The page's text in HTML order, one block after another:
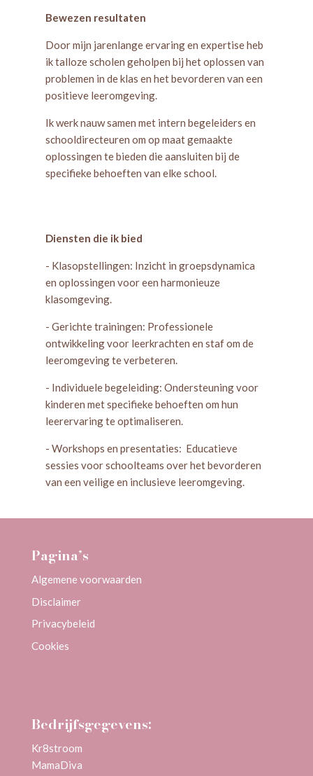
Bewezen resultaten
Door mijn jarenlange ervaring en expertise heb
ik talloze scholen geholpen bij het oplossen van
problemen in de klas en het bevorderen van een
positieve leeromgeving.
Ik werk nauw samen met intern begeleiders en
schooldirecteuren om op maat gemaakte
oplossingen te bieden die aansluiten bij de
specifieke behoeften van elke school.
Diensten die ik bied
- Klasopstellingen: Inzicht in groepsdynamica
en oplossingen voor een harmonieuze
klasomgeving.
- Gerichte trainingen: Professionele
ontwikkeling voor leerkrachten en staf om de
leeromgeving te verbeteren.
- Individuele begeleiding: Ondersteuning voor
kinderen met specifieke behoeften om hun
leerervaring te optimaliseren.
- Workshops en presentaties: Educatieve
sessies voor schoolteams over het bevorderen
van een veilige en inclusieve leeromgeving.
Pagina’s
Algemene voorwaarden
Disclaimer
Privacybeleid
Cookies
Bedrijfsgegevens:
Kr8stroom
MamaDiva